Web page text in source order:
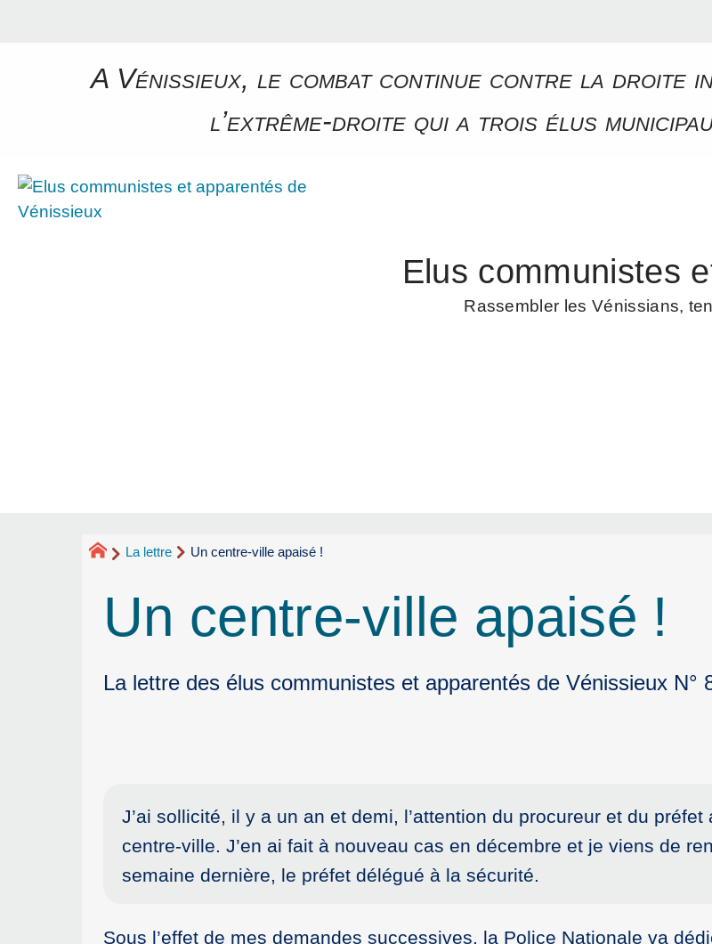
A Vénissieux, le combat continue contre la droite
l’extrême-droite qui a trois élus
Elus communistes
Rassembler les Vénissians,
La lettre Un centre-ville apaisé !
Un centre-ville apaisé !
La lettre des élus communistes et apparentés de Vénissieux N°
J’ai sollicité, il y a un an et demi, l’attention du procureur et du préfet
centre-ville. J’en ai fait à nouveau cas en décembre et je viens de
semaine dernière, le préfet délégué à la sécurité.
Sous l’effet de mes demandes successives, la Police Nationale va